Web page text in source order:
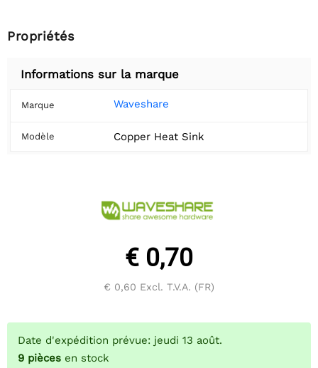
Propriétés
Informations sur la marque
Marque Waveshare
Modèle Copper Heat Sink
€ 0,70
€ 0,60 Excl. T.V.A. (FR)
Date d'expédition prévue: jeudi 13 août.
9 pièces en stock